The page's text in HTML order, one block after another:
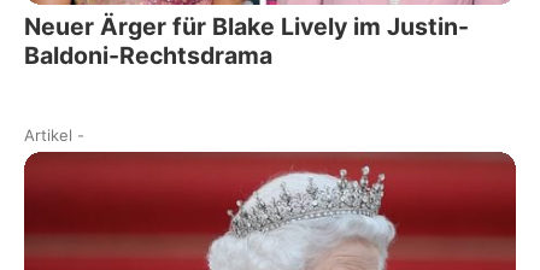
Neuer Ärger für Blake Lively im Justin-
Baldoni-Rechtsdrama
Artikel -